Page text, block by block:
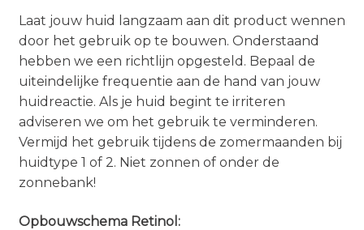
Laat jouw huid langzaam aan dit product wennen
door het gebruik op te bouwen. Onderstaand
hebben we een richtlijn opgesteld. Bepaal de
uiteindelijke frequentie aan de hand van jouw
huidreactie. Als je huid begint te irriteren
adviseren we om het gebruik te verminderen.
Vermijd het gebruik tijdens de zomermaanden bij
huidtype 1 of 2. Niet zonnen of onder de
zonnebank!
Opbouwschema Retinol: